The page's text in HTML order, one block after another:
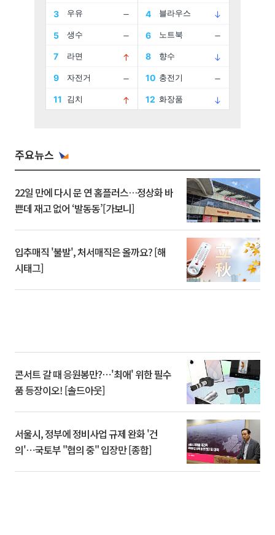
주요뉴스
22일 만에 다시 문 연 홈플러스…정상화 바
쁜데 재고 없어 ‘발동동’[가보니]
입추매직 '불발', 처서매직은 올까요? [해
시태그]
콘서트 갈 때 응원봉만?⋯'최애' 위한 필수
품 등장이오! [솔드아웃]
서울시, 정부에 정비사업 규제 완화 '건
의'⋯국토부 "협의 중" 입장만 [종합]